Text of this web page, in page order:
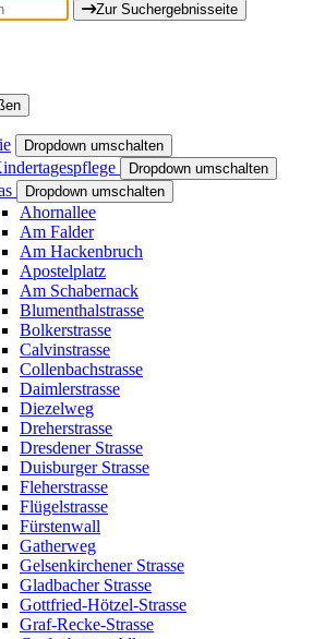
Zur Suchergebnisseite
Dropdown umschalten
Dropdown umschalten
Dropdown umschalten
Ahornallee
Am Falder
Am Hackenbruch
Apostelplatz
Am Schabernack
Blumenthalstrasse
Bolkerstrasse
Calvinstrasse
Collenbachstrasse
Daimlerstrasse
Diezelweg
Dreherstrasse
Dresdener Strasse
Duisburger Strasse
Fleherstrasse
Flügelstrasse
Fürstenwall
Gatherweg
Gelsenkirchener Strasse
Gladbacher Strasse
Gottfried-Hötzel-Strasse
Graf-Recke-Strasse